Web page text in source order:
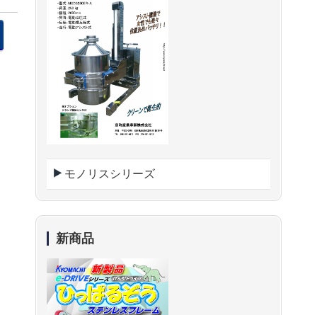
モノリスシリーズ
新商品